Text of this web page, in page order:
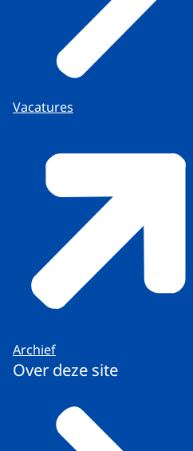
Vacatures
Archief
Over deze site